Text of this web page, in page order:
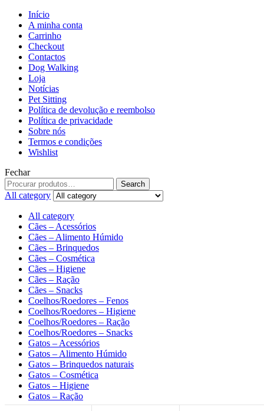
Início
A minha conta
Carrinho
Checkout
Contactos
Dog Walking
Loja
Notícias
Pet Sitting
Política de devolução e reembolso
Política de privacidade
Sobre nós
Termos e condições
Wishlist
Fechar
Search
All category
All category
Cães – Acessórios
Cães – Alimento Húmido
Cães – Brinquedos
Cães – Cosmética
Cães – Higiene
Cães – Ração
Cães – Snacks
Coelhos/Roedores – Fenos
Coelhos/Roedores – Higiene
Coelhos/Roedores – Ração
Coelhos/Roedores – Snacks
Gatos – Acessórios
Gatos – Alimento Húmido
Gatos – Brinquedos naturais
Gatos – Cosmética
Gatos – Higiene
Gatos – Ração